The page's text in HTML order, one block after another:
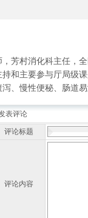
芳村消化科主任，
和主要参与厅局级
、慢性便秘、肠道
表评论
评论标题
评论内容